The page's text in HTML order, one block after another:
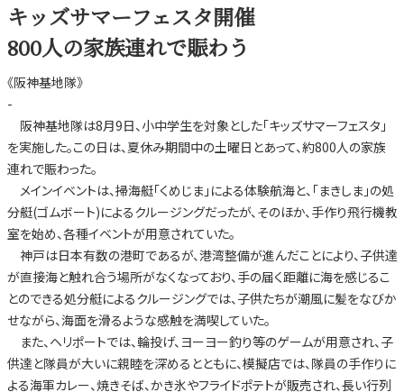
キッズサマーフェスタ開催
800人の家族連れで賑わう
《阪神基地隊》
-
阪神基地隊は8月9日、小中学生を対象とした「キッズサマーフェスタ」
を実施した。この日は、夏休み期間中の土曜日とあって、約800人の家族
連れで賑わった。
メインイベントは、掃海艇「くめじま」による体験航海と、「まきしま」の処
分艇(ゴムボート)によるクルージングだったが、そのほか、手作り飛行機教
室を始め、各種イベントが用意されていた。
神戸は日本有数の港町であるが、港湾整備が進んだことにより、子供達
が直接海と触れ合う場所がなくなっており、手の届く距離に海を感じるこ
とのできる処分艇によるクルージングでは、子供たちが潮風に髪をなびか
せながら、海面を滑るような感触を満喫していた。
また、ヘリポートでは、輪投げ、ヨーヨー釣り等のゲームが用意され、子
供達と隊員が大いに親睦を深めるとともに、模擬店では、隊員の手作りに
よる海軍カレー、焼きそば、かき氷やフライドポテトが販売され、長い行列